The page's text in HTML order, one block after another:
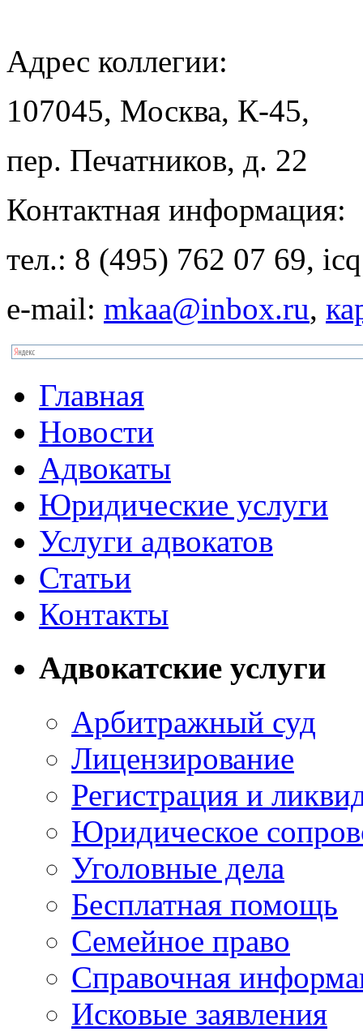
Адрес коллегии:
107045, Москва, К-45,
пер. Печатников, д. 22
Контактная информация:
тел.: 8 (495) 762 07 69,
e-mail: mkaa@inbox.ru,
Главная
Новости
Адвокаты
Юридические услуги
Услуги адвокатов
Статьи
Контакты
Адвокатские услуги
Арбитражный суд
Лицензирование
Регистрация и
Юридическое
Уголовные дела
Бесплатная помощь
Семейное право
Справочная
Исковые заявления